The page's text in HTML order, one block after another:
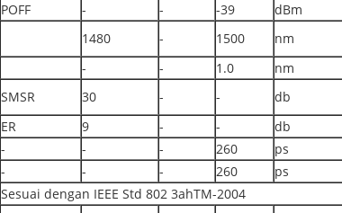
POFF - - -39
dBm
1480 - 1500
nm
- - 1.0
nm
SMSR 30 - -
db
ER 9 - -
db
- - - 260
ps
- - - 260
ps
Sesuai dengan IEEE Std 802 3ahTM-2004